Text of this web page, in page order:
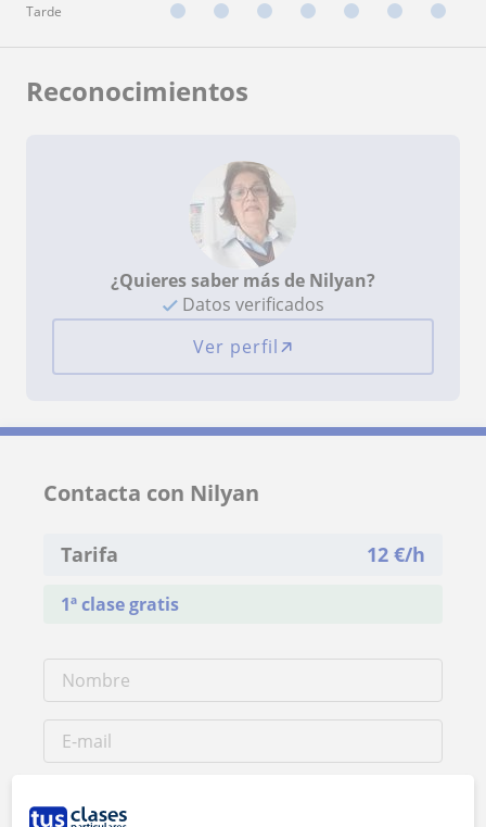
Tarde
Reconocimientos
¿Quieres saber más de Nilyan?
Datos verificados
Ver perfil
Contacta con Nilyan
Tarifa 12 €/h
1ª clase gratis